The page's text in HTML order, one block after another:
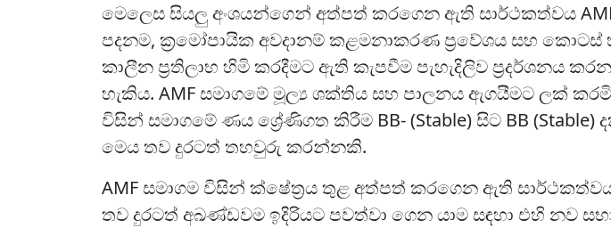
මෙලෙස සියලු අංශයන්ගෙන් අත්පත් කරගෙන ඇති සාර්ථකත්වය
පදනම, ක්‍රමෝපායික අවදානම් කළමනාකරණ ප්‍රවේශය සහ
කාලීන ප්‍රතිලාභ හිමි කරදීමට ඇති කැපවීම පැහැදිලිව ප්‍රදර්ශනය
හැකිය. AMF සමාගමේ මූල්‍ය ශක්තිය සහ පාලනය ඇගයීමට ලක්
විසින් සමාගමේ ණය ශ්‍රේණිගත කිරීම BB- (Stable) සිට BB (Stable)
මෙය තව දුරටත් තහවුරු කරන්නකි.
AMF සමාගම විසින් ක්ෂේත්‍රය තුළ අත්පත් කරගෙන ඇති
තව දුරටත් අඛණ්ඩවම ඉදිරියට පවත්වා ගෙන යාම සඳහා එහි නව